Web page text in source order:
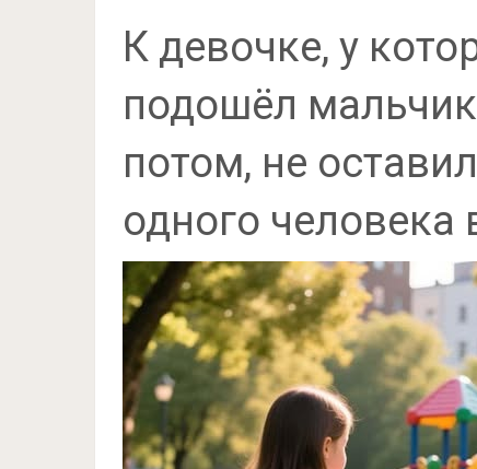
К девочке, у
подошёл
потом, не
одного человека